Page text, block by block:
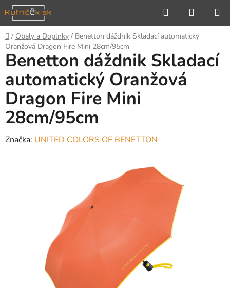
Prejsť
na
obsah
Hľadať
KOŠÍK
Domov
/ Obaly a Doplnky / Benetton dáždnik Skladací automatický
Oranžová Dragon Fire Mini 28cm/95cm
Benetton dáždnik Skladací
automatický Oranžová
Dragon Fire Mini
28cm/95cm
Značka: UNITED COLORS OF BENETTON